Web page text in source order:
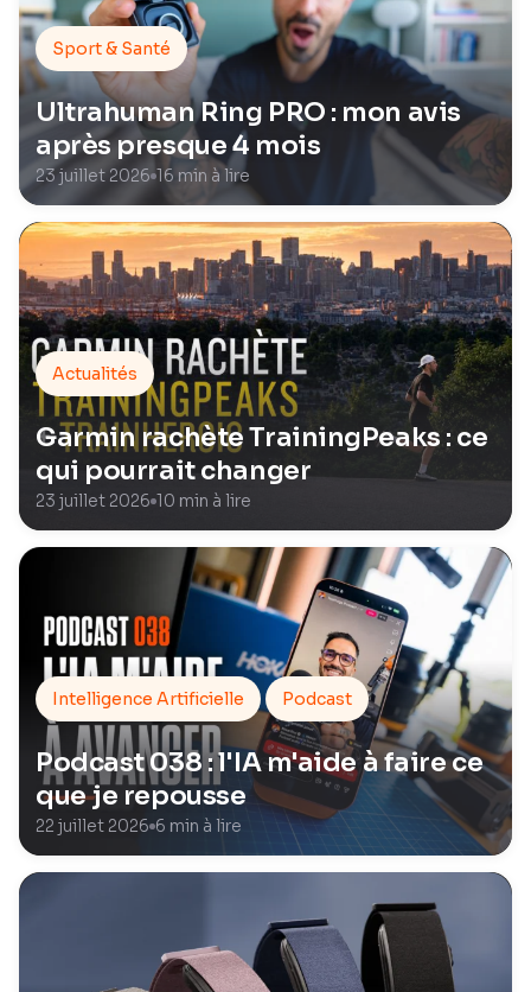
Sport & Santé
Ultrahuman Ring PRO : mon avis
après presque 4 mois
23 juillet 2026 16 min à lire
Actualités
Garmin rachète TrainingPeaks : ce
qui pourrait changer
23 juillet 2026 10 min à lire
Intelligence Artificielle Podcast
Podcast 038 : l'IA m'aide à faire ce
que je repousse
22 juillet 2026 6 min à lire